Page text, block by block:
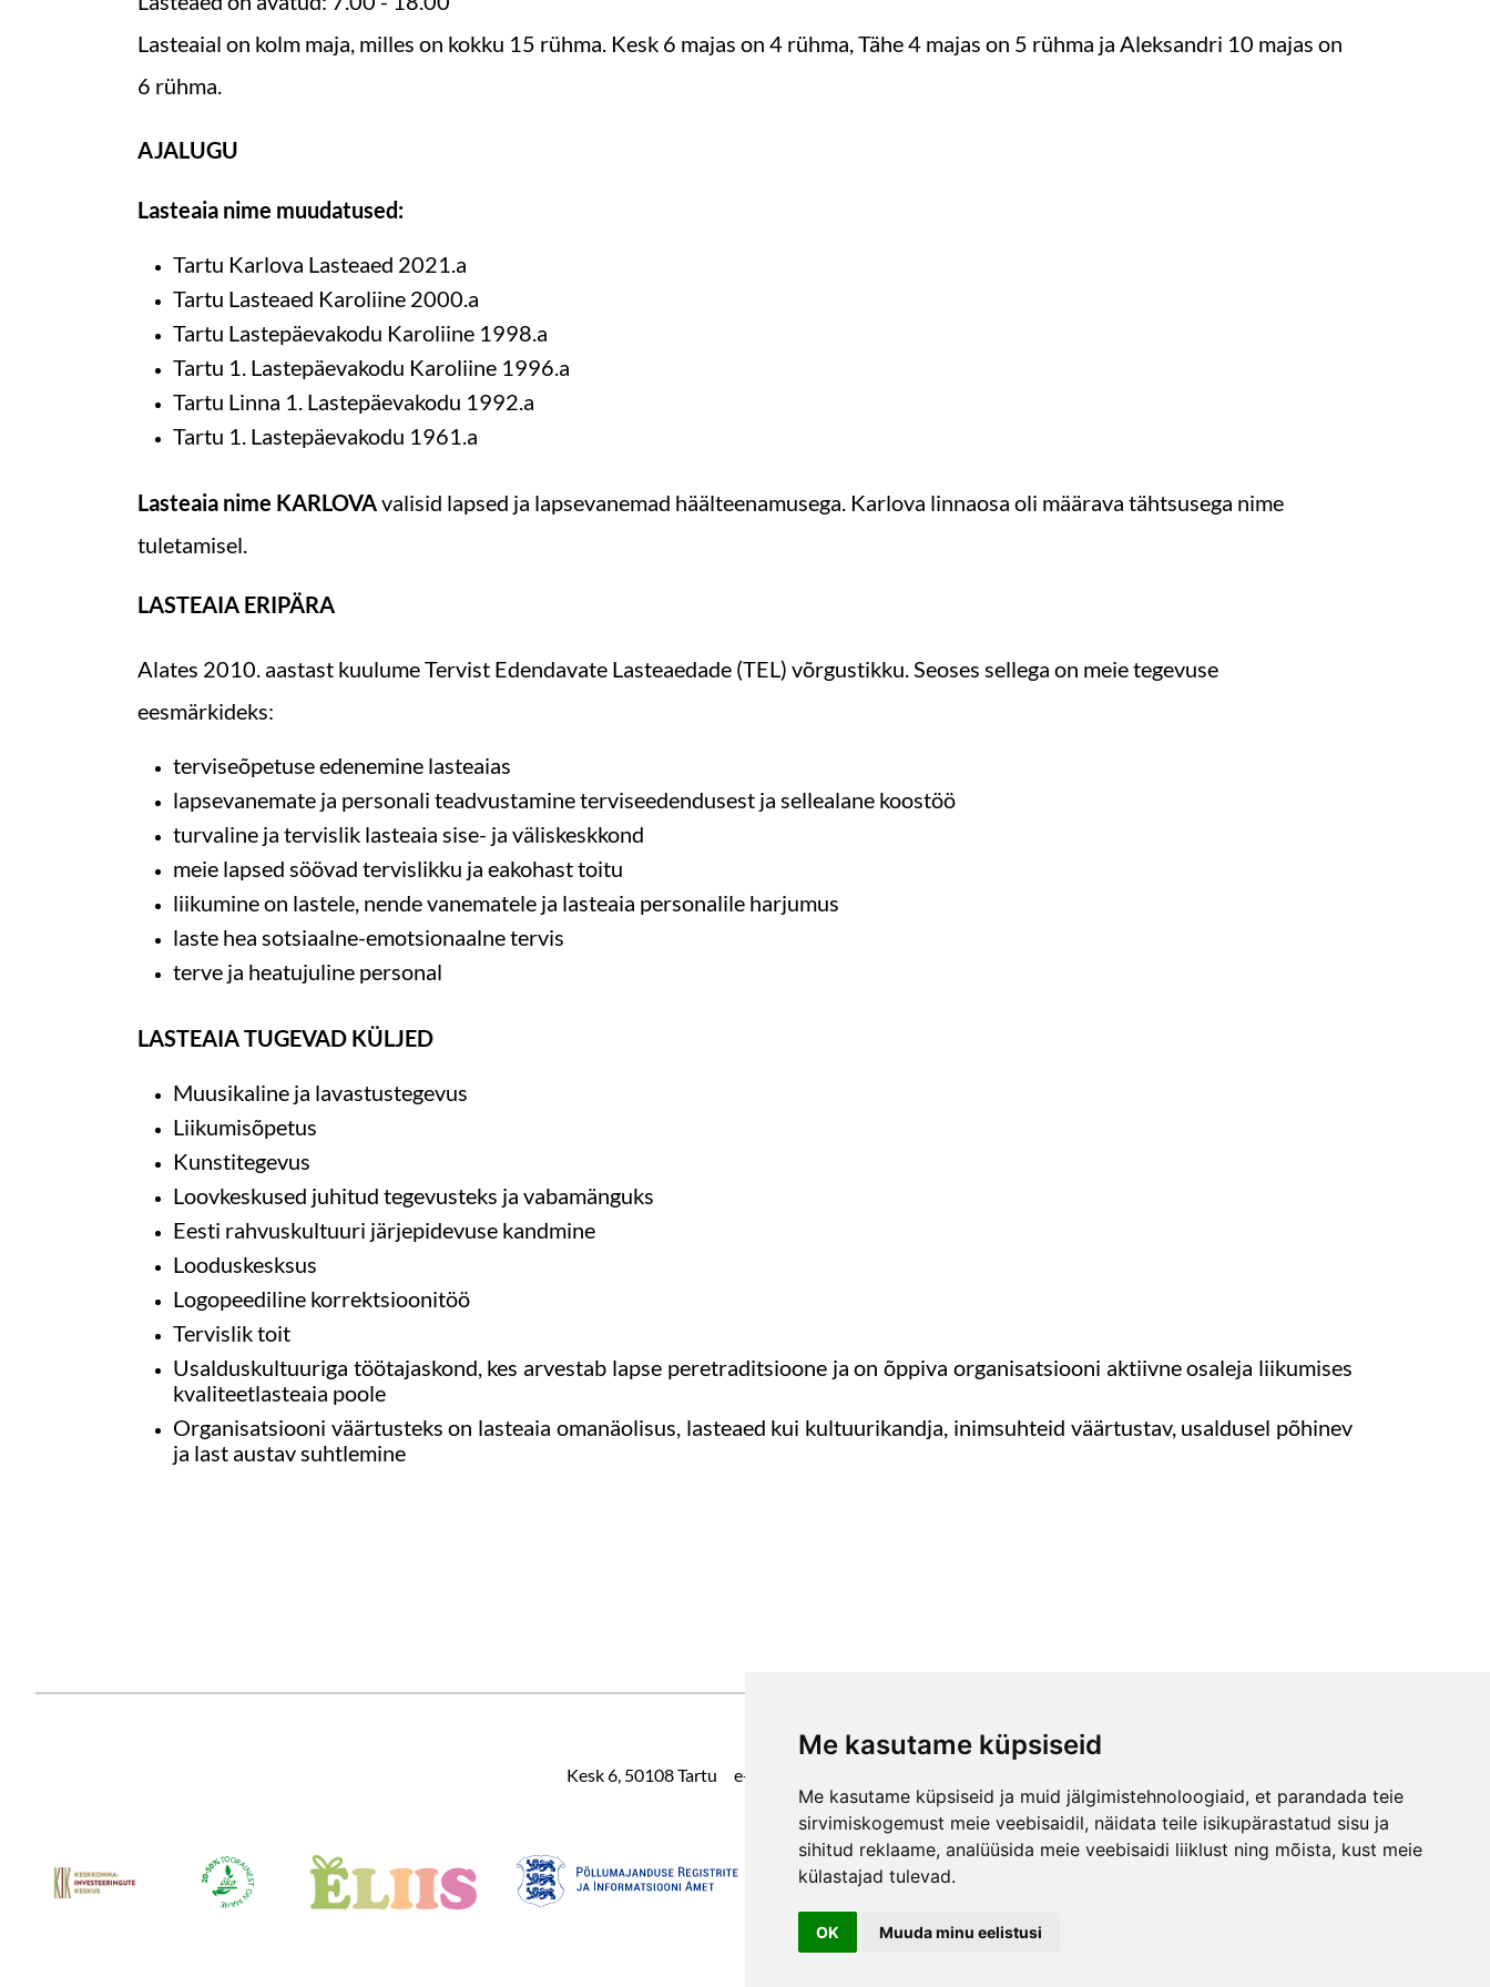
Me kasutame küpsiseid
Me kasutame küpsiseid ja muid jälgimistehnoloogiaid, et parandada teie
sirvimiskogemust meie veebisaidil, näidata teile isikupärastatud sisu ja
sihitud reklaame, analüüsida meie veebisaidi liiklust ning mõista, kust meie
külastajad tulevad.
OK Muuda minu eelistusi
Lasteaial on kolm maja, milles on kokku 15 rühma. Kesk 6 majas on 4 rühma, Tähe 4 majas on 5 rühma ja Aleksandri 10 majas on
6 rühma.
AJALUGU
Lasteaia nime muudatused:
Tartu Karlova Lasteaed 2021.a
Tartu Lasteaed Karoliine 2000.a
Tartu Lastepäevakodu Karoliine 1998.a
Tartu 1. Lastepäevakodu Karoliine 1996.a
Tartu Linna 1. Lastepäevakodu 1992.a
Tartu 1. Lastepäevakodu 1961.a
Lasteaia nime KARLOVAvalisid lapsed ja lapsevanemad häälteenamusega. Karlova linnaosa oli määrava tähtsusega nime
tuletamisel.
LASTEAIA ERIPÄRA
Alates 2010. aastast kuulume Tervist Edendavate Lasteaedade (TEL) võrgustikku. Seoses sellega on meie tegevuse
eesmärkideks:
terviseõpetuse edenemine lasteaias
lapsevanemate ja personali teadvustamine terviseedendusest ja sellealane koostöö
turvaline ja tervislik lasteaia sise- ja väliskeskkond
meie lapsed söövad tervislikku ja eakohast toitu
liikumine on lastele, nende vanematele ja lasteaia personalile harjumus
laste hea sotsiaalne-emotsionaalne tervis
terve ja heatujuline personal
LASTEAIA TUGEVAD KÜLJED
Muusikaline ja lavastustegevus
Liikumisõpetus
Kunstitegevus
Loovkeskused juhitud tegevusteks ja vabamänguks
Eesti rahvuskultuuri järjepidevuse kandmine
Looduskesksus
Logopeediline korrektsioonitöö
Tervislik toit
Usalduskultuuriga töötajaskond, kes arvestab lapse peretraditsioone ja on õppiva organisatsiooni aktiivne osaleja liikumises
kvaliteetlasteaia poole
Organisatsiooni väärtusteks on lasteaia omanäolisus, lasteaed kui kultuurikandja, inimsuhteid väärtustav, usaldusel põhinev
ja last austav suhtlemine
Kesk 6, 50108 Tartu e-post: karlova@tartu.ee